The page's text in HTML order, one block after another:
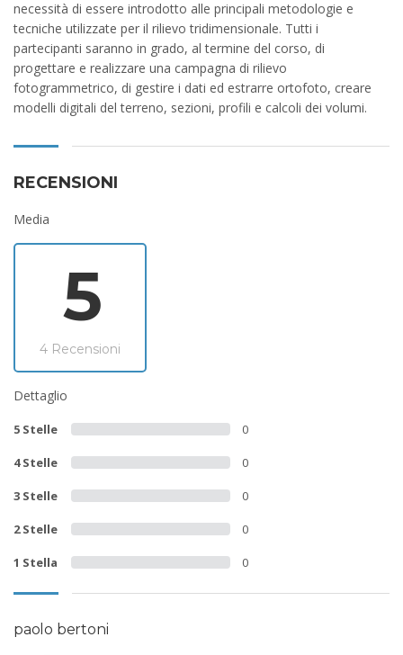
necessità di essere introdotto alle principali metodologie e
tecniche utilizzate per il rilievo tridimensionale. Tutti i
partecipanti saranno in grado, al termine del corso, di
progettare e realizzare una campagna di rilievo
fotogrammetrico, di gestire i dati ed estrarre ortofoto, creare
modelli digitali del terreno, sezioni, profili e calcoli dei volumi.
RECENSIONI
Media
5
4 Recensioni
Dettaglio
5 Stelle 0
4 Stelle 0
3 Stelle 0
2 Stelle 0
1 Stella 0
paolo bertoni